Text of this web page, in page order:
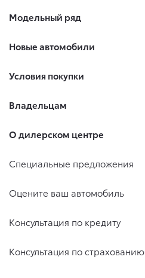
Модельный ряд
Новые автомобили
Условия покупки
Владельцам
О дилерском центре
Специальные предложения
Оцените ваш автомобиль
Консультация по кредиту
Консультация по страхованию